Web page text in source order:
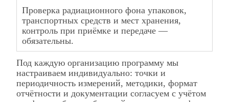
Проверка радиационного фона упаковок,
транспортных средств и мест хранения,
контроль при приёмке и передаче —
обязательны.
Под каждую организацию программу мы
настраиваем индивидуально: точки и
периодичность измерений, методики, формат
отчётности и документации согласуем с учётом